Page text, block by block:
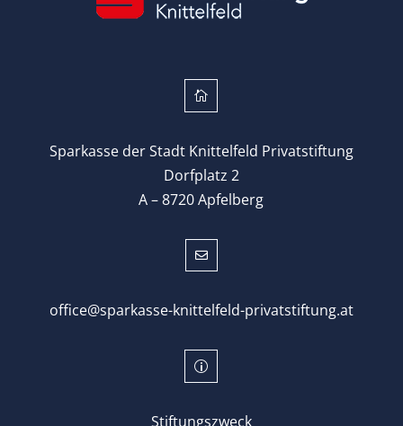

Sparkasse der Stadt Knittelfeld Privatstiftung
Dorfplatz 2
A – 8720 Apfelberg

office@sparkasse-knittelfeld-privatstiftung.at
p
Stiftungszweck